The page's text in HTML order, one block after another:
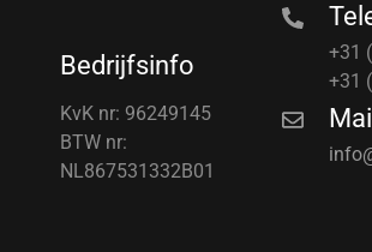
Bedrijfsinfo
KvK nr: 96249145
BTW nr:
NL867531332B01
+31
+31
Mail